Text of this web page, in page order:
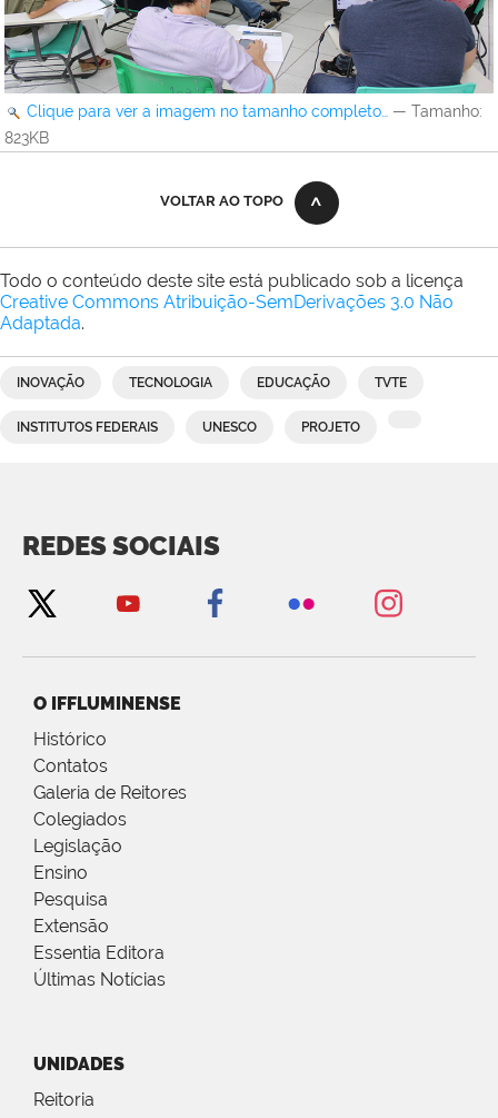
Clique para ver a imagem no tamanho completo… — Tamanho:
823KB
VOLTAR AO TOPO
Todo o conteúdo deste site está publicado sob a licença
Creative Commons Atribuição-SemDerivações 3.0 Não
Adaptada.
INOVAÇÃO TECNOLOGIA EDUCAÇÃO TVTE
INSTITUTOS FEDERAIS UNESCO PROJETO
REDES SOCIAIS
O IFFLUMINENSE
Histórico
Contatos
Galeria de Reitores
Colegiados
Legislação
Ensino
Pesquisa
Extensão
Essentia Editora
Últimas Notícias
UNIDADES
Reitoria